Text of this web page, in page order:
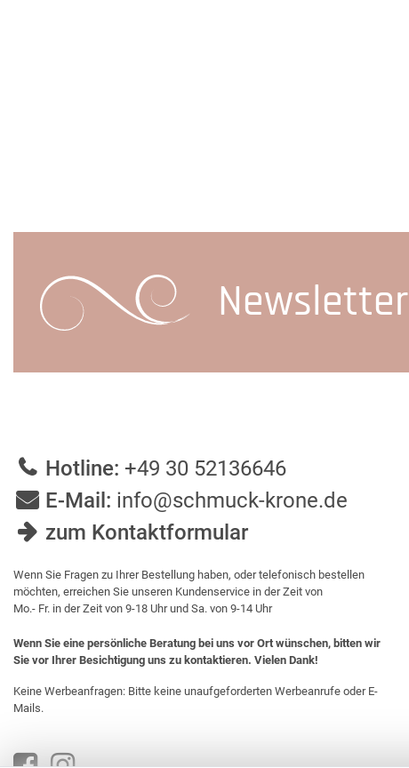
Newsletter
Hotline: +49 30 52136646
E-Mail: info@schmuck-krone.de
zum Kontaktformular
Wenn Sie Fragen zu Ihrer Bestellung haben, oder telefonisch bestellen
möchten, erreichen Sie unseren Kundenservice in der Zeit von
Mo.- Fr. in der Zeit von 9-18 Uhr und Sa. von 9-14 Uhr
Wenn Sie eine persönliche Beratung bei uns vor Ort wünschen, bitten wir
Sie vor Ihrer Besichtigung uns zu kontaktieren. Vielen Dank!
Keine Werbeanfragen: Bitte keine unaufgeforderten Werbeanrufe oder E-
Mails.